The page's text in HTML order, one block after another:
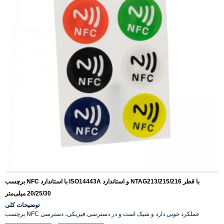
برچسب NFC با استاندارد ISO14443A و استاندارد NTAG213/215/216 با قطر
20/25/30 میلی‌متر
توضیحات کلی
برچسب NFC عملکرد خوبی دارد و شیک است و در دسترسی فیزیکی، دسترسی